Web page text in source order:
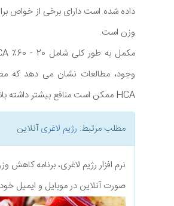
داده شده است دارای برخی از خواص
وزن است.
HCA ممکن است منافع بیشتر داشته باشد.
مطلب مرتبط: رژیم لاغریآنلاین
نرم افزار رژیم لاغری، برنامه کاهش
صورت آنلاین در موبایل و ایمیل